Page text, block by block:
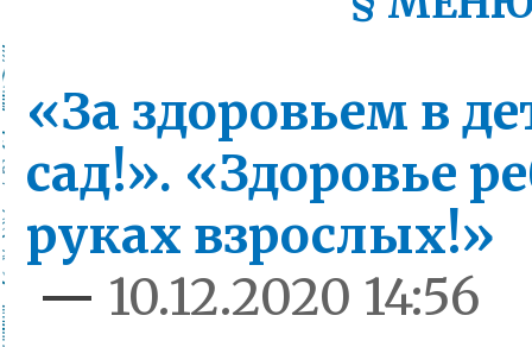
«За здоровьем в
сад!». «Здоровье
руках взрослых!»
— 10.12.2020 14:56